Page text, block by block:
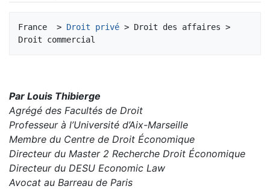
France  > Droit privé > Droit des affaires >
Par Louis Thibierge
Agrégé des Facultés de Droit
Professeur à l’Université d’Aix-Marseille
Membre du Centre de Droit Économique
Directeur du Master 2 Recherche Droit Économique
Directeur du DESU Economic Law
Avocat au Barreau de Paris